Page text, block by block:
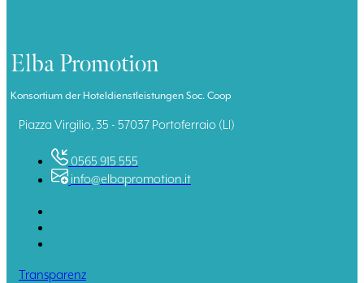
Elba Promotion
Konsortium der Hoteldienstleistungen Soc. Coop
Piazza Virgilio, 35 - 57037 Portoferraio (LI)
0565 915 555
info@elbapromotion.it
Transparenz